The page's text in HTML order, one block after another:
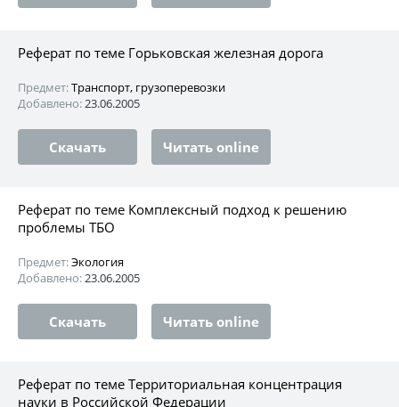
Реферат по теме Горьковская железная дорога
Предмет:Транспорт, грузоперевозки
Добавлено:23.06.2005
Скачать Читать online
Реферат по теме Комплексный подход к решению
проблемы ТБО
Предмет:Экология
Добавлено:23.06.2005
Скачать Читать online
Реферат по теме Территориальная концентрация
науки в Российской Федерации